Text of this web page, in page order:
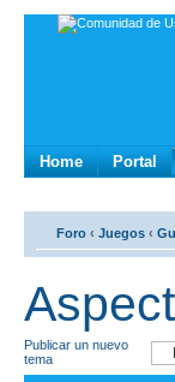
Home Portal
Foro ‹ Juegos ‹
Publicar un nuevo
tema